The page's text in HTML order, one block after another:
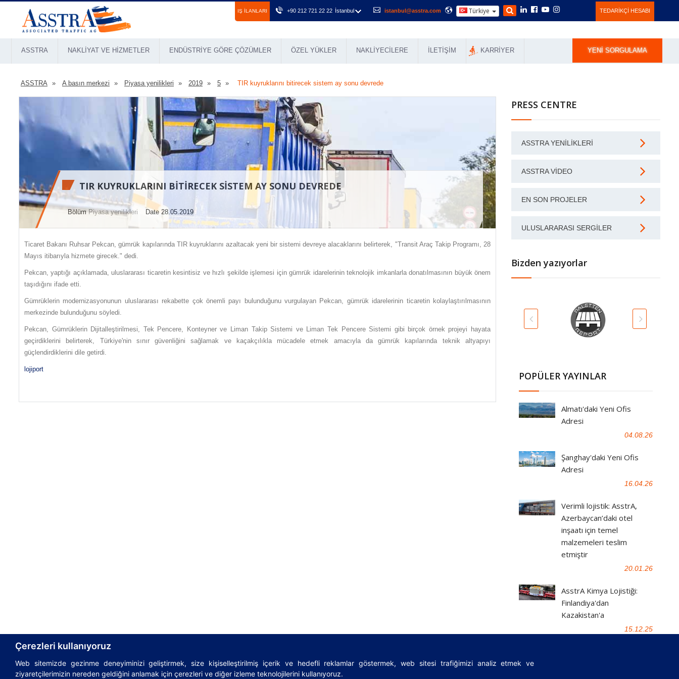
Çerezleri kullanıyoruz
Web sitemizde gezinme deneyiminizi geliştirmek, size kişiselleştirilmiş içerik ve hedefli reklamlar göstermek, web sitesi trafiğimizi analiz etmek ve
ziyaretçilerimizin nereden geldiğini anlamak için çerezleri ve diğer izleme teknolojilerini kullanıyoruz.
IŞ ILANLARI +90 212 721 22 22 İstanbul istanbul@asstra.com Türkiye TEDARIKÇI HESABI
ASSTRA NAKLIYAT VE HIZMETLER ENDÜSTRIYE GÖRE ÇÖZÜMLER ÖZEL YÜKLER NAKLIYECILERE İLETIŞIM KARRIYER YENI SORGULAMA
ASSTRA A basın merkezi Piyasa yenilikleri 2019 5 TIR kuyruklarını bitirecek sistem ay sonu devrede
TIR KUYRUKLARINI BITIRECEK SISTEM AY SONU DEVREDE
BölümPiyasa yenilikleri Date 28.05.2019
Ticaret Bakanı Ruhsar Pekcan, gümrük kapılarında TIR kuyruklarını azaltacak yeni bir sistemi devreye alacaklarını belirterek, "Transit Araç Takip Programı, 28
Mayıs itibarıyla hizmete girecek." dedi.
Pekcan, yaptığı açıklamada, uluslararası ticaretin kesintisiz ve hızlı şekilde işlemesi için gümrük idarelerinin teknolojik imkanlarla donatılmasının büyük önem
taşıdığını ifade etti.
Gümrüklerin modernizasyonunun uluslararası rekabette çok önemli payı bulunduğunu vurgulayan Pekcan, gümrük idarelerinin ticaretin kolaylaştırılmasının
merkezinde bulunduğunu söyledi.
Pekcan, Gümrüklerin Dijitalleştirilmesi, Tek Pencere, Konteyner ve Liman Takip Sistemi ve Liman Tek Pencere Sistemi gibi birçok örnek projeyi hayata
geçirdiklerini belirterek, Türkiye'nin sınır güvenliğini sağlamak ve kaçakçılıkla mücadele etmek amacıyla da gümrük kapılarında teknik altyapıyı
güçlendirdiklerini dile getirdi.
lojiport
PRESS CENTRE
ASSTRA YENILIKLERI
ASSTRA VIDEO
EN SON PROJELER
ULUSLARARASI SERGILER
Bizden yazıyorlar
POPÜLER YAYINLAR
Almatı'daki Yeni Ofis
Adresi
04.08.26
Şanghay'daki Yeni Ofis
Adresi
16.04.26
Verimli lojistik: AsstrA,
Azerbaycan’daki otel
inşaatı için temel
malzemeleri teslim
etmiştir
20.01.26
AsstrA Kimya Lojistiği:
Finlandiya'dan
Kazakistan'a
15.12.25
© 1995-2026AsstrA-Associated Traffic AG|Incoterms|Sözlük|Lojistik rehberi|Privacy Policy